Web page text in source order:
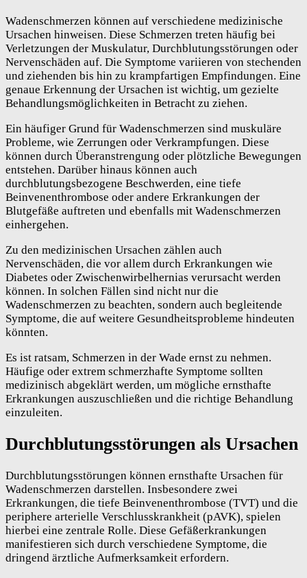
Wadenschmerzen können auf verschiedene medizinische
Ursachen hinweisen. Diese Schmerzen treten häufig bei
Verletzungen der Muskulatur, Durchblutungsstörungen oder
Nervenschäden auf. Die Symptome variieren von stechenden
und ziehenden bis hin zu krampfartigen Empfindungen. Eine
genaue Erkennung der Ursachen ist wichtig, um gezielte
Behandlungsmöglichkeiten in Betracht zu ziehen.
Ein häufiger Grund für Wadenschmerzen sind muskuläre
Probleme, wie Zerrungen oder Verkrampfungen. Diese
können durch Überanstrengung oder plötzliche Bewegungen
entstehen. Darüber hinaus können auch
durchblutungsbezogene Beschwerden, eine tiefe
Beinvenenthrombose oder andere Erkrankungen der
Blutgefäße auftreten und ebenfalls mit Wadenschmerzen
einhergehen.
Zu den medizinischen Ursachen zählen auch
Nervenschäden, die vor allem durch Erkrankungen wie
Diabetes oder Zwischenwirbelhernias verursacht werden
können. In solchen Fällen sind nicht nur die
Wadenschmerzen zu beachten, sondern auch begleitende
Symptome, die auf weitere Gesundheitsprobleme hindeuten
könnten.
Es ist ratsam, Schmerzen in der Wade ernst zu nehmen.
Häufige oder extrem schmerzhafte Symptome sollten
medizinisch abgeklärt werden, um mögliche ernsthafte
Erkrankungen auszuschließen und die richtige Behandlung
einzuleiten.
Durchblutungsstörungen als Ursachen
Durchblutungsstörungen können ernsthafte Ursachen für
Wadenschmerzen darstellen. Insbesondere zwei
Erkrankungen, die tiefe Beinvenenthrombose (TVT) und die
periphere arterielle Verschlusskrankheit (pAVK), spielen
hierbei eine zentrale Rolle. Diese Gefäßerkrankungen
manifestieren sich durch verschiedene Symptome, die
dringend ärztliche Aufmerksamkeit erfordern.